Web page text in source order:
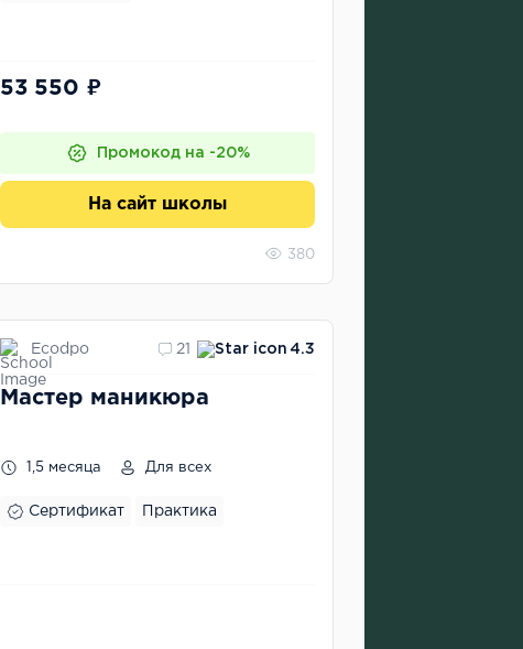
53 550 ₽
Промокод на -20%
На сайт школы
380
Ecodpo 21 4.3
Мастер маникюра
1,5 месяца Для всех
Сертификат Практика